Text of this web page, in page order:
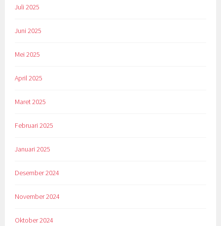
Juli 2025
Juni 2025
Mei 2025
April 2025
Maret 2025
Februari 2025
Januari 2025
Desember 2024
November 2024
Oktober 2024